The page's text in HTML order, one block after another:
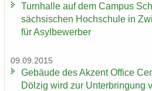
Turn­hal­le auf dem Cam­pus
säch­si­schen Hoch­schu­le in
für Asyl­be­wer­ber
09.09.2015
Ge­bäu­de des Ak­zent Of­fice
Döl­zig wird zur Un­ter­brin­gung